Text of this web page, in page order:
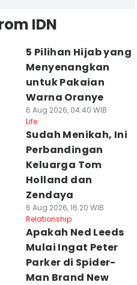
IDN
5 Pilihan Hijab yang
Menyenangkan
untuk Pakaian
Warna Oranye
6 Aug 2026, 04:40 WIB
Life
Sudah Menikah, Ini
Perbandingan
Keluarga Tom
Holland dan
Zendaya
6 Aug 2026, 16:20 WIB
Relationship
Apakah Ned Leeds
Mulai Ingat Peter
Parker di Spider-
Man Brand New